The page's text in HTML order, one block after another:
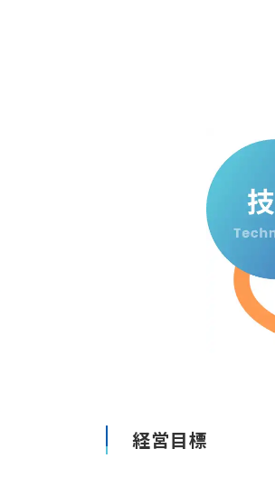
経営目標